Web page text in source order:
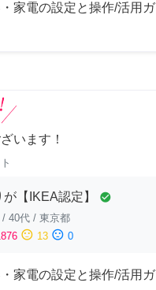
家電の設定と操作/活用
います！
が【IKEA認定】 check_circle
/ 40代 / 東京都
sentiment_neutral 13 sentiment_dissatisfied 0
家電の設定と操作/活用